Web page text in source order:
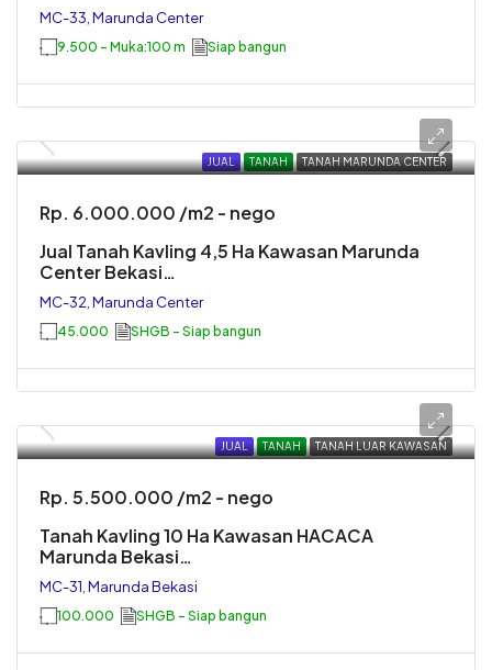
MC-33, Marunda Center
9.500 - Muka:100 m Siap bangun
JUAL TANAH TANAH MARUNDA CENTER
Rp. 6.000.000 /m2 - nego
Jual Tanah Kavling 4,5 Ha Kawasan Marunda
Center Bekasi…
MC-32, Marunda Center
45.000 SHGB - Siap bangun
JUAL TANAH TANAH LUAR KAWASAN
Rp. 5.500.000 /m2 - nego
Tanah Kavling 10 Ha Kawasan HACACA
Marunda Bekasi…
MC-31, Marunda Bekasi
100.000 SHGB - Siap bangun